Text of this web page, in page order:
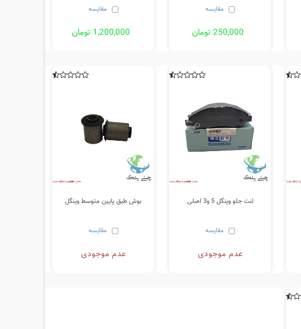
مقایسه
250,000 تومان
مقایسه
1,200,000 تومان
لنت جلو وینگل 5 و3 اصلی
مقایسه
عدم موجودی
بوش طبق پایین متوسط وینگل
مقایسه
عدم موجودی